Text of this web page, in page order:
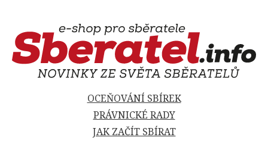
OCEŇOVÁNÍ SBÍREK
PRÁVNICKÉ RADY
JAK ZAČÍT SBÍRAT